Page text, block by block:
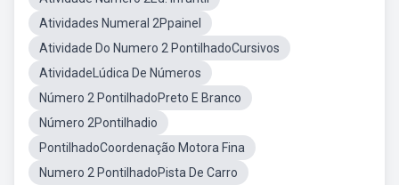
Atividades Numeral 2Ppainel
Atividade Do Numero 2 PontilhadoCursivos
AtividadeLúdica De Números
Número 2 PontilhadoPreto E Branco
Número 2Pontilhadio
PontilhadoCoordenação Motora Fina
Numero 2 PontilhadoPista De Carro